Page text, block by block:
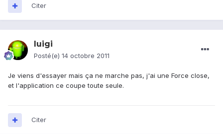
Citer
luigi
Posté(e) 14 octobre 2011
Je viens d'essayer mais ça ne marche pas, j'ai une Force close,
et l'application ce coupe toute seule.
Citer